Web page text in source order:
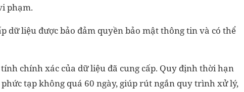
phạm.
dữ liệu được bảo đảm quyền bảo mật thông tin và có thể
chính xác của dữ liệu đã cung cấp. Quy định thời hạn
tạp không quá 60 ngày, giúp rút ngắn quy trình xử lý,